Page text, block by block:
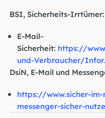
BSI, Sicherheits-Irrtümer:
E-Mail-
Sicherheit: https://
und-Verbraucher/
DsiN, E-Mail und
https://www.sicher-
messenger-sicher-